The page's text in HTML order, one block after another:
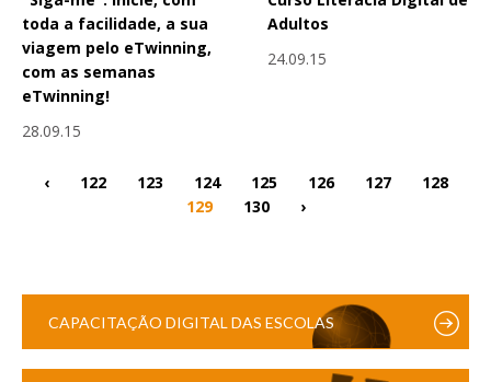
toda a facilidade, a sua
viagem pelo eTwinning,
com as semanas
eTwinning!
28.09.15
Adultos
24.09.15
‹ 122 123 124 125 126 127
128
129
130 ›
CAPACITAÇÃO DIGITAL DAS ESCOLAS